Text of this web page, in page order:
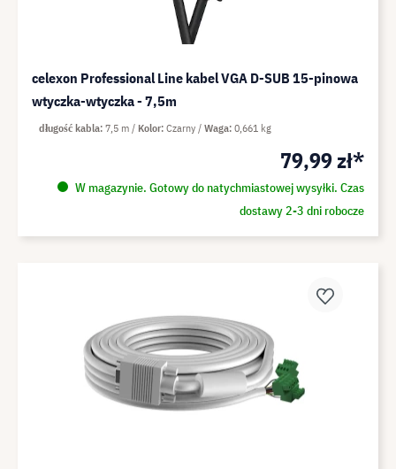
celexon Professional Line kabel VGA D-SUB 15-pinowa
wtyczka-wtyczka - 7,5m
79,99 zł*
W magazynie. Gotowy do natychmiastowej wysyłki. Czas
dostawy 2-3 dni robocze
długość kabla 7,5 m Kolor Czarny Waga 0,661 kg